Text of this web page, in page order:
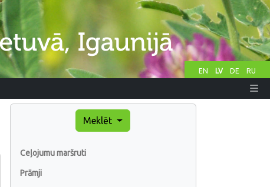
EN LV DE RU
Meklēt
Ceļojumu maršruti
Prāmji